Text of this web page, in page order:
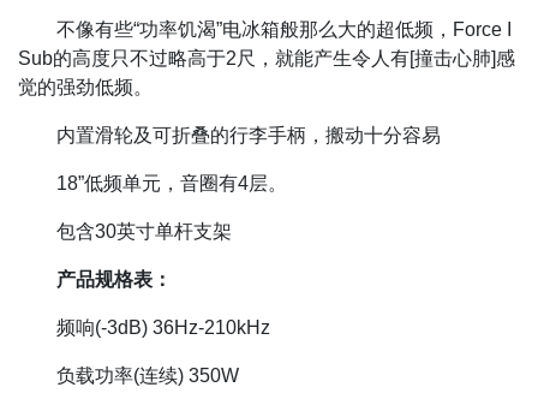
不像有些“功率饥渴”电冰箱般那么大的超低频，Force I
Sub的高度只不过略高于2尺，就能产生令人有[撞击心肺]感
觉的强劲低频。
内置滑轮及可折叠的行李手柄，搬动十分容易
18”低频单元，音圈有4层。
包含30英寸单杆支架
产品规格表：
频响(-3dB) 36Hz-210kHz
负载功率(连续) 350W